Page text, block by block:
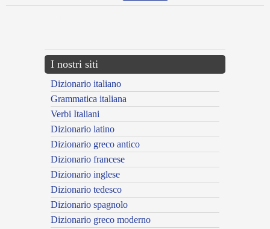
I nostri siti
Dizionario italiano
Grammatica italiana
Verbi Italiani
Dizionario latino
Dizionario greco antico
Dizionario francese
Dizionario inglese
Dizionario tedesco
Dizionario spagnolo
Dizionario greco moderno